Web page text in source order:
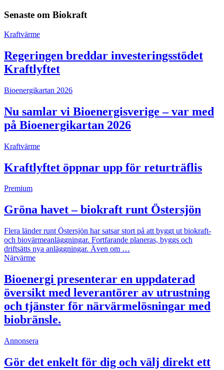
Senaste om Biokraft
Kraftvärme
Regeringen breddar investeringsstödet
Kraftlyftet
Bioenergikartan 2026
Nu samlar vi Bioenergisverige – var med
på Bioenergikartan 2026
Kraftvärme
Kraftlyftet öppnar upp för returträflis
Premium
Gröna havet – biokraft runt Östersjön
Flera länder runt Östersjön har satsar stort på att byggt ut biokraft-
och biovärmeanläggningar. Fortfarande planeras, byggs och
driftsätts nya anläggningar. Även om …
Närvärme
Bioenergi presenterar en uppdaterad
översikt med leverantörer av utrustning
och tjänster för närvärmelösningar med
biobränsle.
Annonsera
Gör det enkelt för dig och välj direkt ett